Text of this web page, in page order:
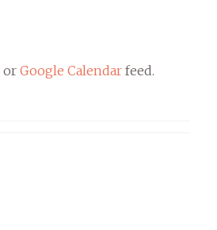
or Google Calendar feed.